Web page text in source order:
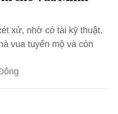
xử, nhờ có tài kỹ thuật,
vua tuyển mộ và còn